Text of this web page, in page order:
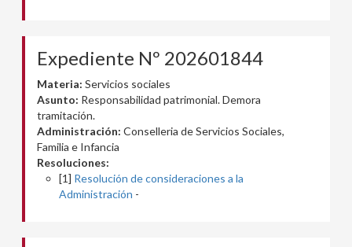
Expediente Nº 202601844
Materia: Servicios sociales
Asunto: Responsabilidad patrimonial. Demora
tramitación.
Administración: Conselleria de Servicios Sociales,
Familia e Infancia
Resoluciones:
[1] Resolución de consideraciones a la
Administración -